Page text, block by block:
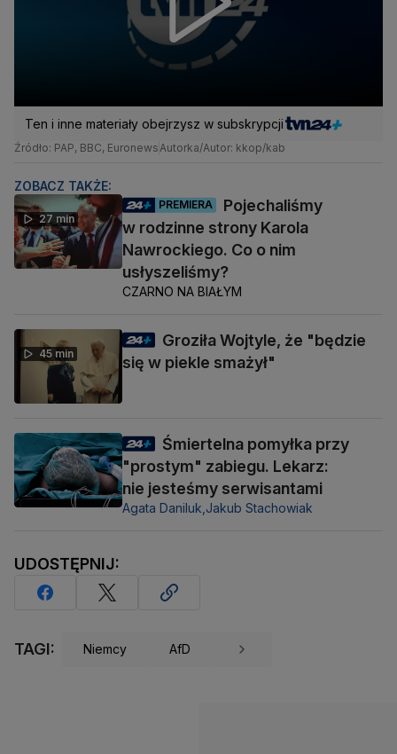
Ten i inne materiały obejrzysz w subskrypcji
Źródło: PAP, BBC, Euronews Autorka/Autor: kkop/kab
ZOBACZ TAKŻE:
27 min
PREMIERA
Pojechaliśmy
w rodzinne strony Karola
Nawrockiego. Co o nim
usłyszeliśmy?
CZARNO NA BIAŁYM
45 min
Groziła Wojtyle, że "będzie
się w piekle smażył"
Śmiertelna pomyłka przy
"prostym" zabiegu. Lekarz:
nie jesteśmy serwisantami
Agata Daniluk, Jakub Stachowiak
UDOSTĘPNIJ:
TAGI: Niemcy AfD